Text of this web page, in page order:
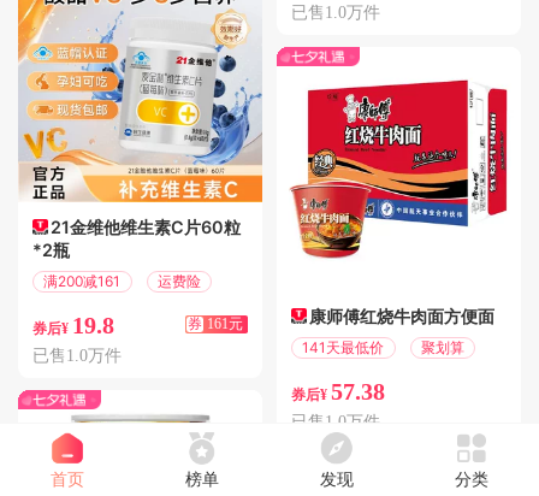
21金维他维生素C片60粒
*2瓶
满200减161 运费险
券后¥ 19.8 券 161元
已售1.0万件
已售1.0万件
康师傅红烧牛肉面方便面
141天最低价 聚划算
券后¥ 57.38
已售1.0万件
首页 榜单 发现 分类